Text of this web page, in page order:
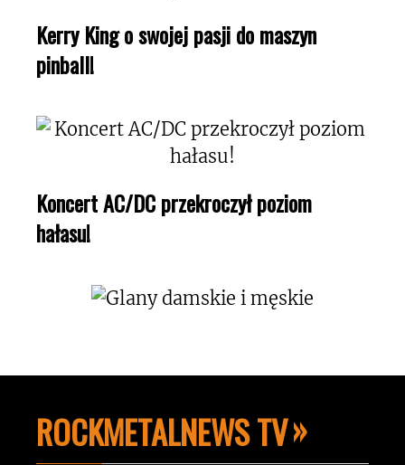
Kerry King o swojej pasji do maszyn
pinball!
Koncert AC/DC przekroczył poziom
hałasu!
ROCKMETALNEWS TV